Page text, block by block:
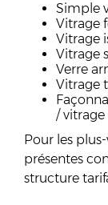
Simple
Vitrage
Vitrage
Vitrage
Verre
Vitrage
/ vitrage
Pour les plus-
présentes
structure